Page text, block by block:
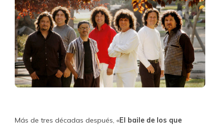
Más de tres décadas después, «El baile de los que